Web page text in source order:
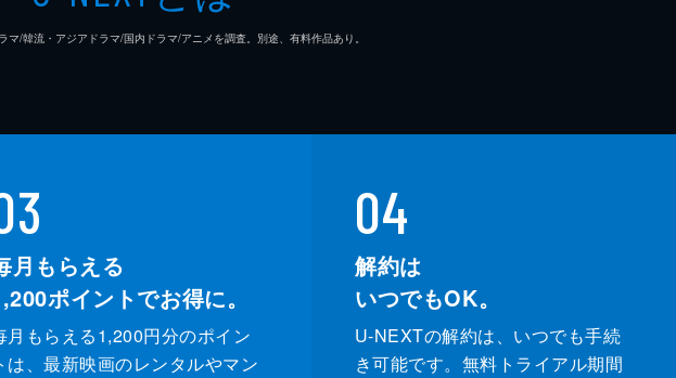
/韓流・アジアドラマ/国内ドラマ/アニメを調査。別途、有料作品あり。
月もらえる
ポイントでお得に。
月もらえる1,200円分のポイン
は、最新映画のレンタルやマン
04
解約は
いつでもOK。
U-NEXTの解約は、いつでも手続
き可能です。無料トライアル期間